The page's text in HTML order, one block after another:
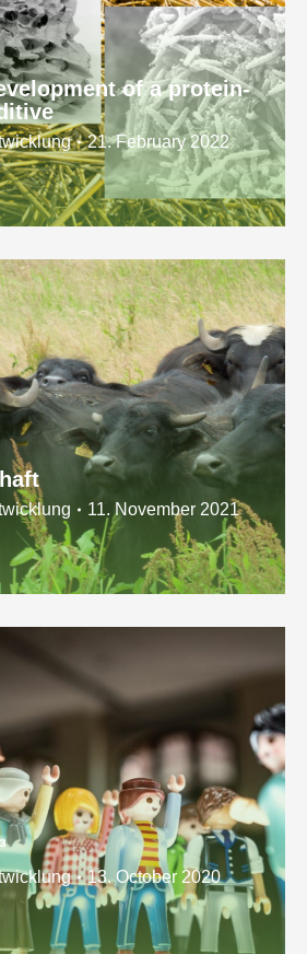
of a protein-
21. February 2022
11. November 2021
13. October 2020